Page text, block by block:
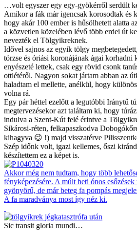
…volt egyszer egy egy-gyökérről serdült
Amikor a fák már igencsak korosodtak és
hogy akár 100 ember is hűsölhetett alatta
a közvetlen közelében lévő több erdei út
nevezték el Tölgyikreknek.
Idővel sajnos az egyik tölgy
törzse és óriási koronájának ágai korhadni
enyészeté lettek, csak egy rövid csonk
ottlétéről. Nagyon sokat jártam abban az
haladtam el mellette, anélkül, hogy
volna rá.
Egy pár héttel ezelőtt a legutóbbi Iránytű
megtervezésekor azt találtam ki, hogy
indulva a Szent-Kút felé érintve a
Sikárosi-réten, felkapaszkodva
kihagyva 😉 !) majd visszatérve
Szép időnk volt, igazi kellemes, őszi
készítettem ez a képet is.
Akkor még nem tudtam, hogy több
fényképezésére. A múlt heti ónos
gyönyörű, de már beteg fa pompás
A fa maradványa most így néz ki.
Sic transit gloria mundi…